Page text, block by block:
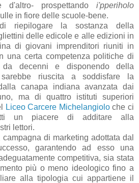
prospettando i'pperiholo
in fiore delle scuole-bene.
riepilogare la sostanza della
delle edicole e alle edizioni in
di giovani imprenditori riuniti in
una certa competenza politiche di
da decenni e disponendo della
sarebbe riuscita a soddisfare la
canapa indiana avanzata dai
ma di quattro istituti superiori
Liceo Carcere Michelangioloche ci
un piacere di additare alla
lettori.
di marketing adottata dal
garantendo ad esso una
competitiva, sia stata
più o meno ideologico fino a
alla tipologia cui appartiene il